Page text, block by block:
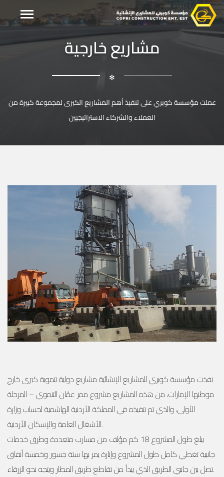
مشاريع خارجية
✻
عملت مؤسسة كوبري على تنفيذ أهم المشاريع الكبرى لمجموعة كبيرة من
العملاء والشركاء الاستراتيجيين
نفذت مؤسسة كوبري للمشاريع الإنشائية مشاريع دولية تنموية كبرى خارج
موطنها الإمارات، من هذه المشاريع مشروع ممر عمّان التنموي – المرحلة
الأولى، والذي تم تنفيذه في المملكة الأردنية الهاشمية لحساب وزارة
الأشغال العامة والإسكان الأردنية.
يبلغ طول المشروع 18 كم مؤلف من مسارب متعددة وطرق خدمات
جانبية تغطي كامل طول المشروع وإنارة يمر بها ستة جسور وخمسة أنفاق
تصل بين جانبي الطريق الذي يبدأ من تقاطع طريق المطار ويتجه نحو الزرقاء.